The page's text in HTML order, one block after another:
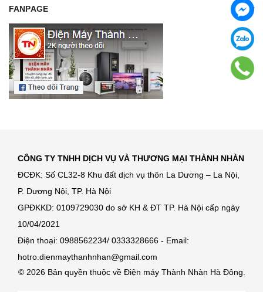
FANPAGE
CÔNG TY TNHH DỊCH VỤ VÀ THƯƠNG MẠI THÀNH NHÀN
ĐCĐK: Số CL32-8 Khu đất dịch vụ thôn La Dương – La Nội,
P. Dương Nội, TP. Hà Nội
GPĐKKD: 0109729030 do sở KH & ĐT TP. Hà Nội cấp ngày
10/04/2021
Điện thoại: 0988562234/ 0333328666 - Email:
hotro.dienmaythanhnhan@gmail.com
© 2026 Bản quyền thuộc về Điện máy Thành Nhàn Hà Đông.